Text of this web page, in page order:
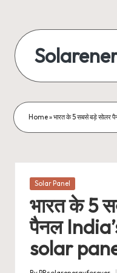
content
बिजली
Home»भारत के 5 सबसे बड़े
Posted
Solar Panel
भारत के 5
पैनल
solar